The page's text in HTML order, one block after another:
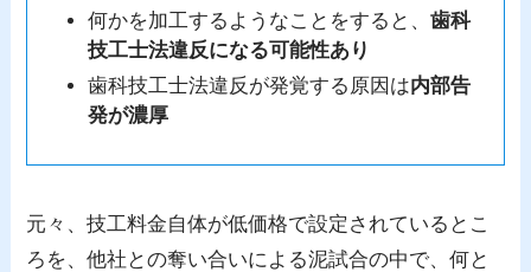
何かを加工するようなことをすると、歯科
技工士法違反になる可能性あり
歯科技工士法違反が発覚する原因は内部告
発が濃厚
元々、技工料金自体が低価格で設定されているとこ
ろを、他社との奪い合いによる泥試合の中で、何と